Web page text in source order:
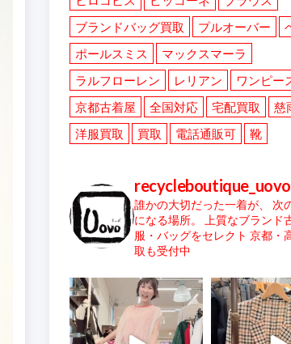
ブランドバッグ買取
プルオーバー
ポールスミス
マックスマーラ
ラルフローレン
レリアン
ワンピー
京都古着屋
全国対応 宅配買取
慈
洋服買取
買取 電話通販可 靴
recycleboutique_uovo
誰かの大切だった一着が、
次
になる場所。
上質なブランド
服・バッグをセレクト 京都・
取も受付中